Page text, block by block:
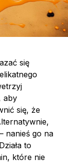
się
aby
się, że
– nanieś go na
to
które nie